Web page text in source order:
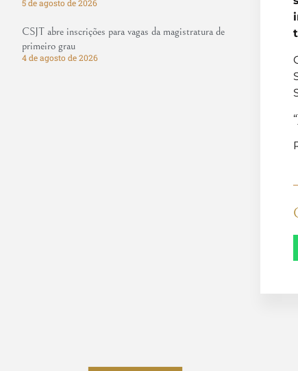
5 de agosto de 2026
CSJT abre inscrições para vagas da magistratura de
primeiro grau
4 de agosto de 2026